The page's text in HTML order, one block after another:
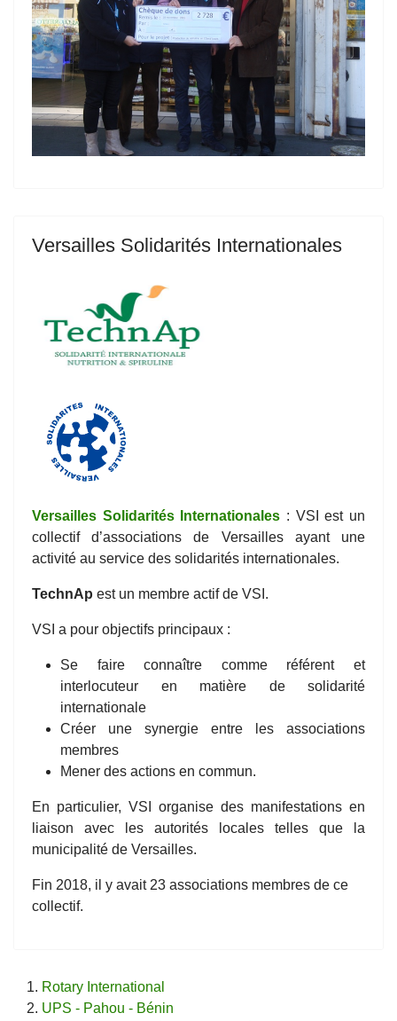
Versailles Solidarités Internationales
Versailles Solidarités Internationales : VSI est un
collectif d’associations de Versailles ayant une
activité au service des solidarités internationales.
TechnAp est un membre actif de VSI.
VSI a pour objectifs principaux :
Se faire connaître comme référent et
interlocuteur en matière de solidarité
internationale
Créer une synergie entre les associations
membres
Mener des actions en commun.
En particulier, VSI organise des manifestations en
liaison avec les autorités locales telles que la
municipalité de Versailles.
Fin 2018, il y avait 23 associations membres de ce
collectif.
Rotary International
UPS - Pahou - Bénin